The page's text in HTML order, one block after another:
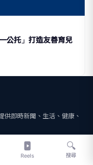
公托」打造友善育兒
供即時新聞、生活、健康、
Reels
🔍
搜尋